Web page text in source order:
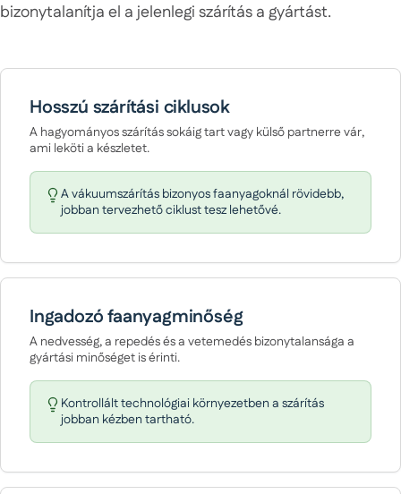
bizonytalanítja el a jelenlegi szárítás a gyártást.
Hosszú szárítási ciklusok
A hagyományos szárítás sokáig tart vagy külső partnerre vár,
ami leköti a készletet.
A vákuumszárítás bizonyos faanyagoknál rövidebb,
jobban tervezhető ciklust tesz lehetővé.
Ingadozó faanyagminőség
A nedvesség, a repedés és a vetemedés bizonytalansága a
gyártási minőséget is érinti.
Kontrollált technológiai környezetben a szárítás
jobban kézben tartható.